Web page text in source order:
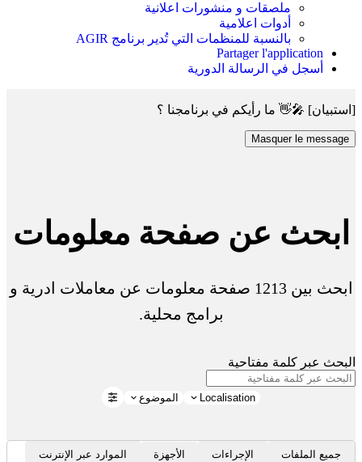
ملصقات و منشورات اعلانية
أدوات اعلامية
بالنسبة للمنظمات التي تُدير برنامج AGIR
Partager l'application
أسجل في الرسالة الدورية
[استبيان] 🎤👋 ما رأيكم في برنامجنا ؟
Masquer le message
ابحث عن صفحة معلومات
ابحث بين 1213 صفحة معلومات عن معاملات ادرية و
برامج محلية.
البحث عبر كلمة مفتاحية
Localisation الموضوع
جميع الملفات الإجراءات الأجهزة الموارد عبر الإنترنت